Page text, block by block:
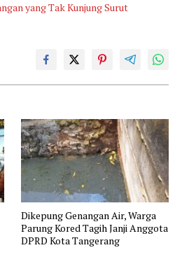
yang Tak Kunjung Surut
Dikepung Genangan Air, Warga
Parung Kored Tagih Janji Anggota
DPRD Kota Tangerang